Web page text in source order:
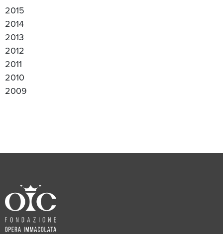
2015
2014
2013
2012
2011
2010
2009